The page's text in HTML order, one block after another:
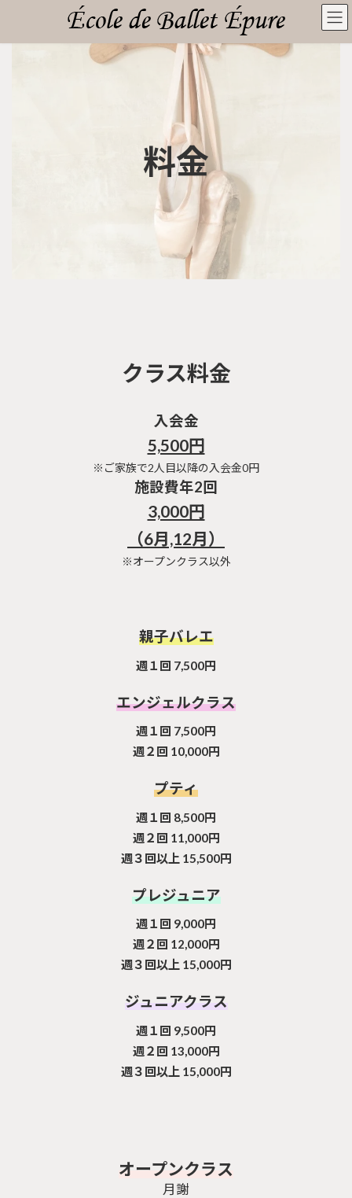
料金
クラス料金
入会金
5,500円
※ご家族で2人目以降の入会金0円
施設費年2回
3,000円
（6月,12月）
※オープンクラス以外
親子バレエ
週１回 7,500円
エンジェルクラス
週１回 7,500円
週２回 10,000円
プティ
週１回 8,500円
週２回 11,000円
週３回以上 15,500円
プレジュニア
週１回 9,000円
週２回 12,000円
週３回以上 15,000円
ジュニアクラス
週１回 9,500円
週２回 13,000円
週３回以上 15,000円
オープンクラス
月謝